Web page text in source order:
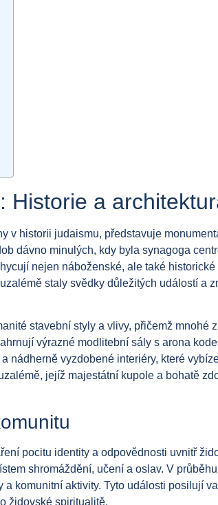
Historie a
v historii judaismu, představuje
dávno minulých, kdy byla synagoga
nejen náboženské, ale také
staly svědky důležitých událostí a
stavební styly a vlivy, přičemž mnohé
výrazné modlitební sály s arona
nádherně vyzdobené interiéry, které
jejíž majestátní kupole a bohatě
pocitu identity a odpovědnosti uvnitř
shromáždění, učení a oslav. V
komunitní aktivity. Tyto události posilují
židovské spiritualitě.